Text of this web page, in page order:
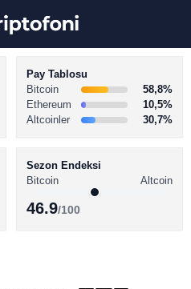
Pay Tablosu
Bitcoin
58,8%
Ethereum
10,5%
Altcoinler
30,7%
Sezon Endeksi
Bitcoin
Altcoin
46.9/100